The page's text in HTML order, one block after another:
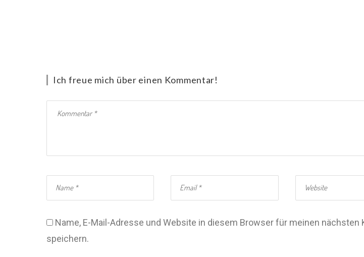
Ich freue mich über einen Kommentar!
Name, E-Mail-Adresse und Website in diesem Browser für meinen nächsten
speichern.